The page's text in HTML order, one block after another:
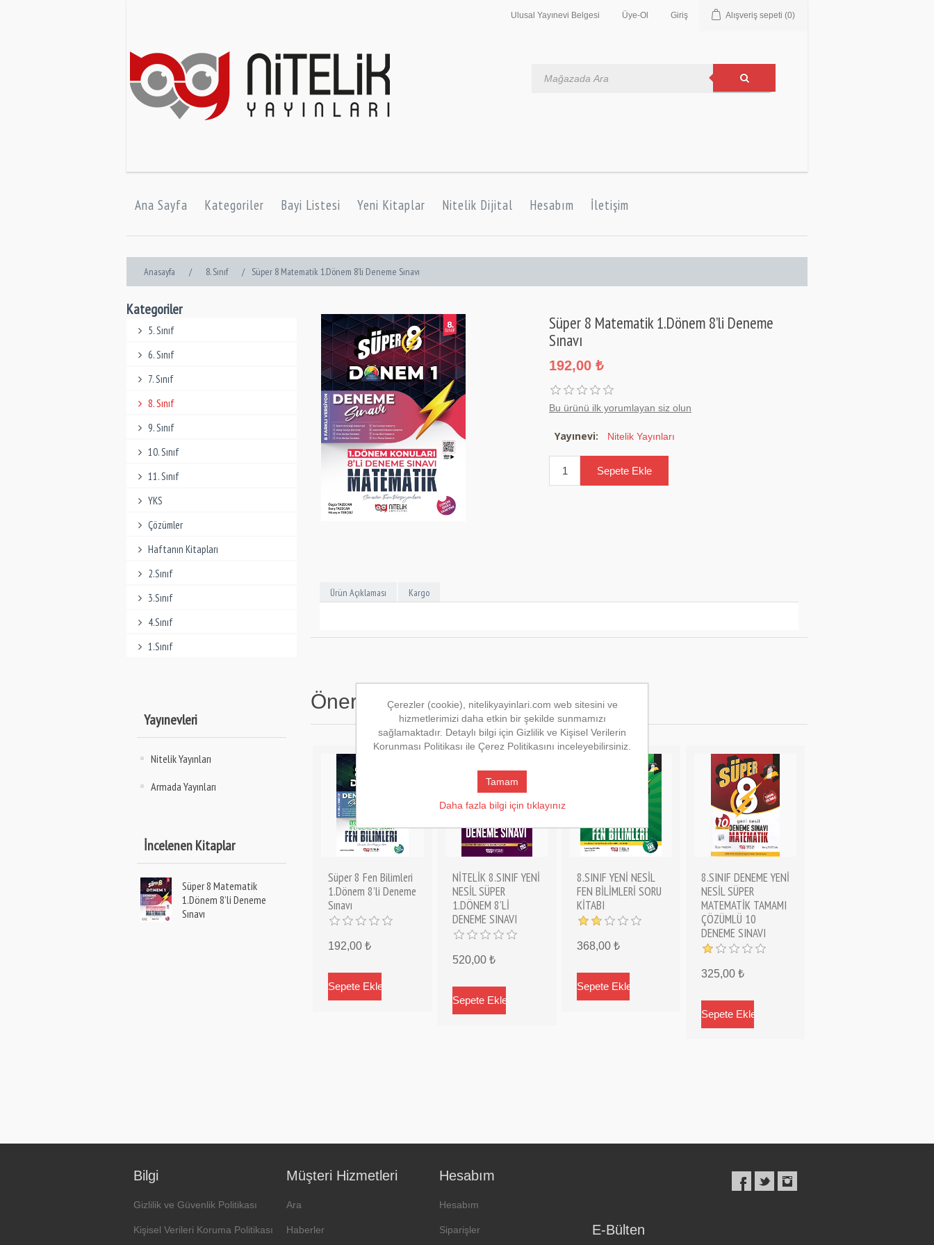
Ulusal Yayınevi Belgesi Üye-Ol Giriş Alışveriş sepeti (0)
Ana Sayfa Kategoriler Bayi Listesi Yeni Kitaplar Nitelik Dijital Hesabım İletişim
Anasayfa / 8. Sınıf / Süper 8 Matematik 1.Dönem 8’li Deneme Sınavı
Kategoriler
5. Sınıf
6. Sınıf
7. Sınıf
8. Sınıf
9. Sınıf
10. Sınıf
11. Sınıf
YKS
Çözümler
Haftanın Kitapları
2.Sınıf
3.Sınıf
4.Sınıf
1.Sınıf
Yayınevleri
Nitelik Yayınları
Armada Yayınları
İncelenen Kitaplar
Süper 8 Matematik
1.Dönem 8’li Deneme
Sınavı
Süper 8 Matematik 1.Dönem 8’li Deneme
Sınavı
192,00 ₺
Bu ürünü ilk yorumlayan siz olun
Yayınevi: Nitelik Yayınları
Ürün Açıklaması Kargo
Önerilen Kitaplar
Süper 8 Fen Bilimleri
1.Dönem 8’li Deneme
Sınavı
192,00 ₺
NİTELİK 8.SINIF YENİ
NESİL SÜPER
1.DÖNEM 8'Lİ
DENEME SINAVI
520,00 ₺
8.SINIF YENİ NESİL
FEN BİLİMLERİ SORU
KİTABI
368,00 ₺
8.SINIF DENEME YENİ
NESİL SÜPER
MATEMATİK TAMAMI
ÇÖZÜMLÜ 10
DENEME SINAVI
325,00 ₺
Bilgi
Gizlilik ve Güvenlik Politikası
Kişisel Verileri Koruma Politikası
Müşteri Hizmetleri
Ara
Haberler
Hesabım
Hesabım
Siparişler E-Bülten
Çerezler (cookie), nitelikyayinlari.com web sitesini ve
hizmetlerimizi daha etkin bir şekilde sunmamızı
sağlamaktadır. Detaylı bilgi için Gizlilik ve Kişisel Verilerin
Korunması Politikası ile Çerez Politikasını inceleyebilirsiniz.
Tamam
Daha fazla bilgi için tıklayınız